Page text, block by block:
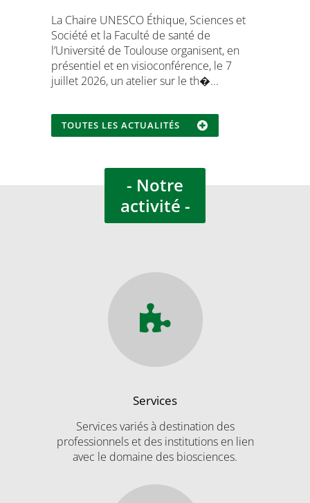
La Chaire UNESCO Éthique, Sciences et
Société et la Faculté de santé de
l’Université de Toulouse organisent, en
présentiel et en visioconférence, le 7
juillet 2026, un atelier sur le th�...
TOUTES LES ACTUALITÉS
- Notre
activité -
Services
Services variés à destination des
professionnels et des institutions en lien
avec le domaine des biosciences.